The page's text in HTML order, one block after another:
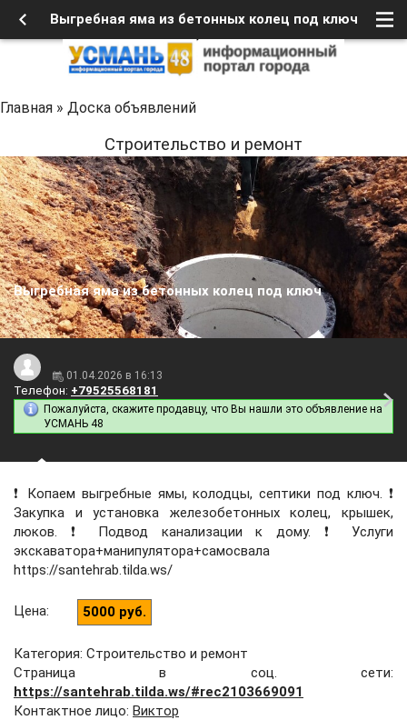
Выгребная яма из бетонных колец под ключ
Главная » Доска объявлений
Строительство и ремонт
Выгребная яма из бетонных колец под ключ
01.04.2026 в 16:13
Телефон: +79525568181
Пожалуйста, скажите продавцу, что Вы нашли это объявление на
УСМАНЬ 48
❗ Копаем выгребные ямы, колодцы, септики под ключ. ❗
Закупка и установка железобетонных колец, крышек,
люков. ❗ Подвод канализации к дому. ❗ Услуги
экскаватора+манипулятора+самосвала
https://santehrab.tilda.ws/
Цена: 5000 руб.
Категория: Строительство и ремонт
Страница в соц. сети:
https://santehrab.tilda.ws/#rec2103669091
Контактное лицо: Виктор